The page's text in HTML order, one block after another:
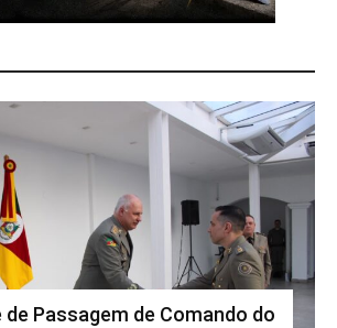
de Passagem de Comando do